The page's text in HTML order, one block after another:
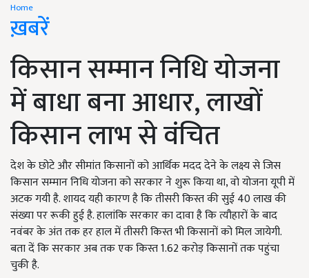
Home
ख़बरें
किसान सम्मान निधि योजना
में बाधा बना आधार, लाखों
किसान लाभ से वंचित
देश के छोटे और सीमांत किसानों को आर्थिक मदद देने के लक्ष्य से जिस
किसान सम्मान निधि योजना को सरकार ने शुरू किया था, वो योजना यूपी में
अटक गयी है. शायद यही कारण है कि तीसरी किस्त की सुई 40 लाख की
संख्या पर रूकी हुई है. हालांकि सरकार का दावा है कि त्यौहारों के बाद
नवंबर के अंत तक हर हाल में तीसरी किस्त भी किसानों को मिल जायेगी.
बता दें कि सरकार अब तक एक किस्त 1.62 करोड़ किसानों तक पहुंचा
चुकी है.